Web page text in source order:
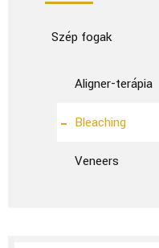
Szép fogak
Aligner-terápia
Bleaching
Veneers